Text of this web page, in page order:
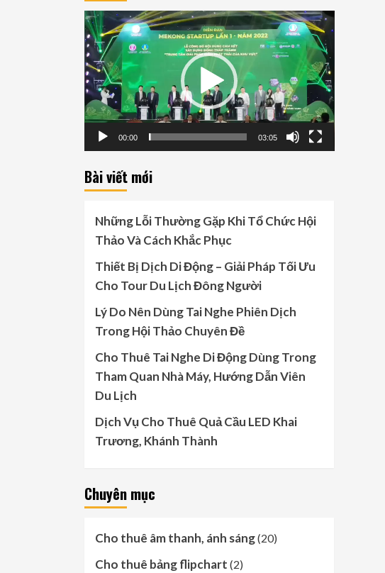
Video
Player
00:00 03:05
Bài viết mới
Những Lỗi Thường Gặp Khi Tổ Chức Hội
Thảo Và Cách Khắc Phục
Thiết Bị Dịch Di Động – Giải Pháp Tối Ưu
Cho Tour Du Lịch Đông Người
Lý Do Nên Dùng Tai Nghe Phiên Dịch
Trong Hội Thảo Chuyên Đề
Cho Thuê Tai Nghe Di Động Dùng Trong
Tham Quan Nhà Máy, Hướng Dẫn Viên
Du Lịch
Dịch Vụ Cho Thuê Quả Cầu LED Khai
Trương, Khánh Thành
Chuyên mục
Cho thuê âm thanh, ánh sáng(20)
Cho thuê bảng flipchart (2)